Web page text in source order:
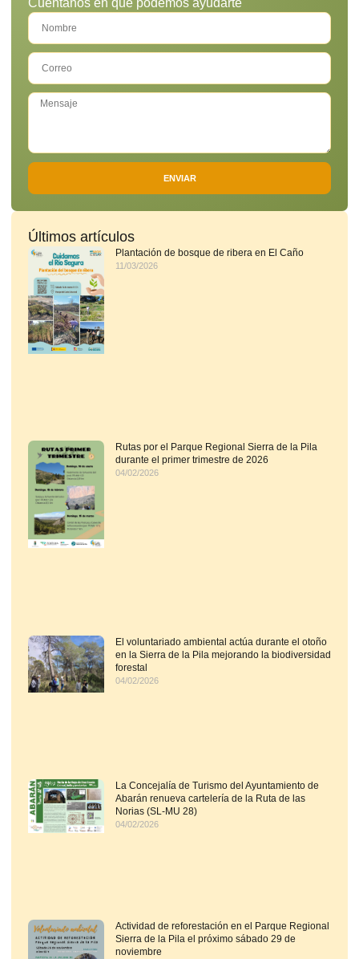
Cuéntanos en qué podemos ayudarte
ENVIAR
Últimos artículos
Plantación de bosque de ribera en El Caño
11/03/2026
Rutas por el Parque Regional Sierra de la Pila
durante el primer trimestre de 2026
04/02/2026
El voluntariado ambiental actúa durante el otoño
en la Sierra de la Pila mejorando la biodiversidad
forestal
04/02/2026
La Concejalía de Turismo del Ayuntamiento de
Abarán renueva cartelería de la Ruta de las
Norias (SL-MU 28)
04/02/2026
Actividad de reforestación en el Parque Regional
Sierra de la Pila el próximo sábado 29 de
noviembre